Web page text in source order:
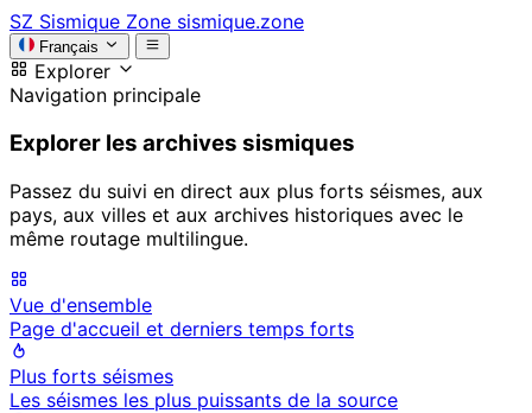
SZ Sismique Zone sismique.zone
Français
Explorer
Navigation principale
Explorer les archives sismiques
Passez du suivi en direct aux plus forts séismes, aux
pays, aux villes et aux archives historiques avec le
même routage multilingue.
Vue d'ensemble
Page d'accueil et derniers temps forts
Plus forts séismes
Les séismes les plus puissants de la source